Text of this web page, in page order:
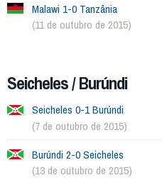
Malawi 1-0 Tanzânia
(11 de outubro de 2015)
Seicheles / Burúndi
Seicheles 0-1 Burúndi
(7 de outubro de 2015)
Burúndi 2-0 Seicheles
(13 de outubro de 2015)